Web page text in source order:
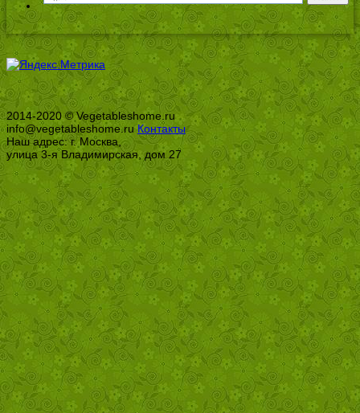
2014-2020 © Vegetableshome.ru
info@vegetableshome.ruКонтакты
Наш адрес: г. Москва,
улица 3-я Владимирская, дом 27